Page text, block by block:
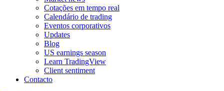
Cotações em tempo real
Calendário de trading
Eventos corporativos
Updates
Blog
US earnings season
Learn TradingView
Client sentiment
Contacto